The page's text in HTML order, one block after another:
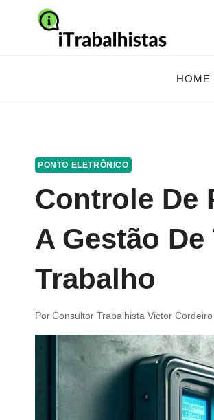
HOME
PONTO ELETRÔNICO
Controle De
A Gestão
Trabalho
Por Consultor Trabalhista Victor Cordeiro